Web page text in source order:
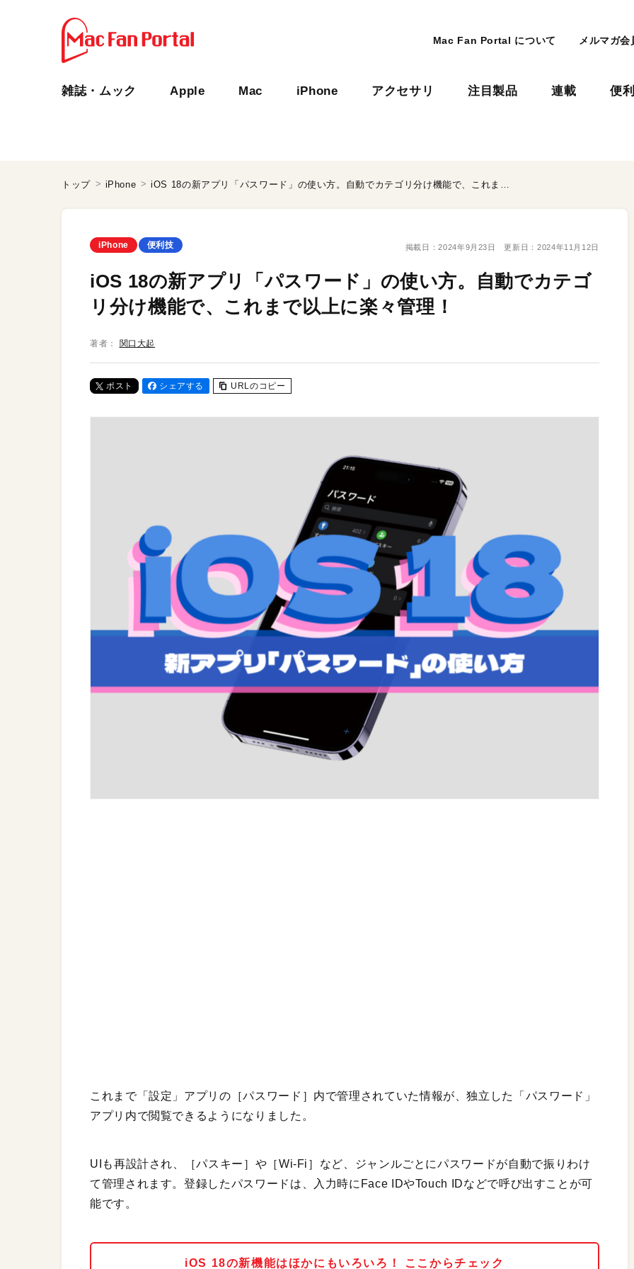
Mac Fan Portal について メルマガ会
雑誌・ムック Apple Mac iPhone アクセサリ 注目製品 連載 便
トップ iPhone iOS 18の新アプリ「パスワード」の使い方。自動でカテゴリ分け機能で、これまで以上に楽々管理！
iPhone 便利技 掲載日：2024年9月23日 更新日： 2024年11月12日
iOS 18の新アプリ「パスワード」の使い方。自動でカテゴ
リ分け機能で、これまで以上に楽々管理！
著者： 関口大起
ポスト シェアする URLのコピー
これまで「設定」アプリの［パスワード］内で管理されていた情報が、独立した「パスワード」
アプリ内で閲覧できるようになりました。
UIも再設計され、［パスキー］や［Wi-Fi］など、ジャンルごとにパスワードが自動で振りわけ
て管理されます。登録したパスワードは、入力時にFace IDやTouch IDなどで呼び出すことが可
能です。
iOS 18の新機能はほかにもいろいろ！ ここからチェック